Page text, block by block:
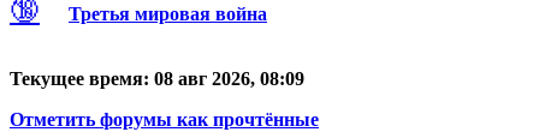
🔞 Третья мировая война
Текущее время: 08 авг 2026, 08:09
Отметить форумы как прочтённые